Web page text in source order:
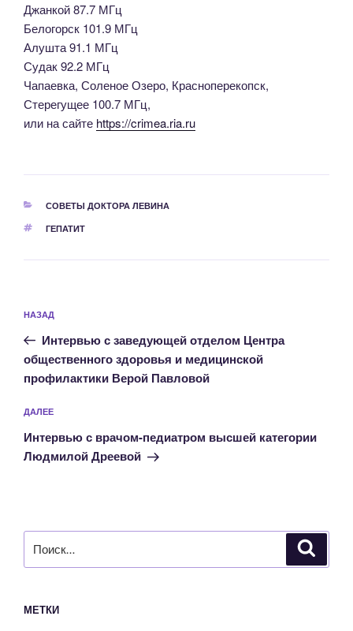
Джанкой 87.7 МГц
Белогорск 101.9 МГц
Алушта 91.1 МГц
Судак 92.2 МГц
Чапаевка, Соленое Озеро, Красноперекопск,
Стерегущее 100.7 МГц,
или на сайте https://crimea.ria.ru
РУБРИКИ
СОВЕТЫ ДОКТОРА ЛЕВИНА
МЕТКИ
ГЕПАТИТ
по
записям
Предыдущая
запись:
НАЗАД
Интервью с заведующей отделом Центра
общественного здоровья и медицинской
профилактики Верой Павловой
Следующая
запись
ДАЛЕЕ
Интервью с врачом-педиатром высшей категории
Людмилой Дреевой
МЕТКИ